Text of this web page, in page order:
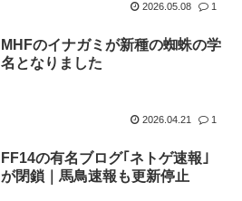
2026.05.08 1
MHFのイナガミが新種の蜘蛛の学
名となりました
2026.04.21 1
FF14の有名ブログ｢ネトゲ速報｣
が閉鎖｜馬鳥速報も更新停止